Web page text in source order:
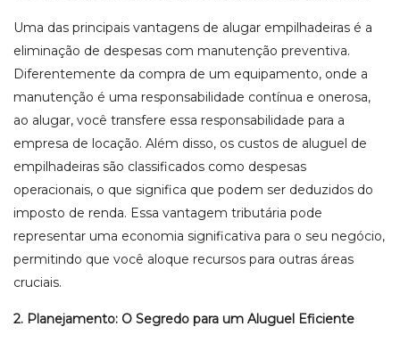
Uma das principais vantagens de alugar empilhadeiras é a
eliminação de despesas com manutenção preventiva.
Diferentemente da compra de um equipamento, onde a
manutenção é uma responsabilidade contínua e onerosa,
ao alugar, você transfere essa responsabilidade para a
empresa de locação. Além disso, os custos de aluguel de
empilhadeiras são classificados como despesas
operacionais, o que significa que podem ser deduzidos do
imposto de renda. Essa vantagem tributária pode
representar uma economia significativa para o seu negócio,
permitindo que você aloque recursos para outras áreas
cruciais.
2. Planejamento: O Segredo para um Aluguel Eficiente